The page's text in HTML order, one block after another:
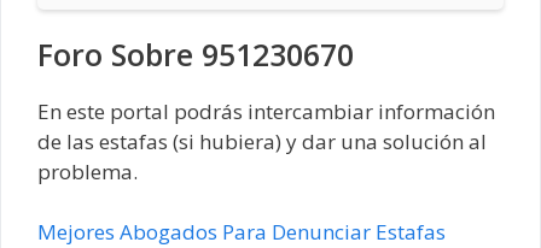
Foro Sobre 951230670
En este portal podrás intercambiar información
de las estafas (si hubiera) y dar una solución al
problema.
Mejores Abogados Para Denunciar Estafas